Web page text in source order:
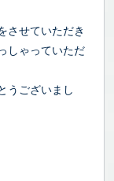
させていただき
しゃっていただ
うございまし